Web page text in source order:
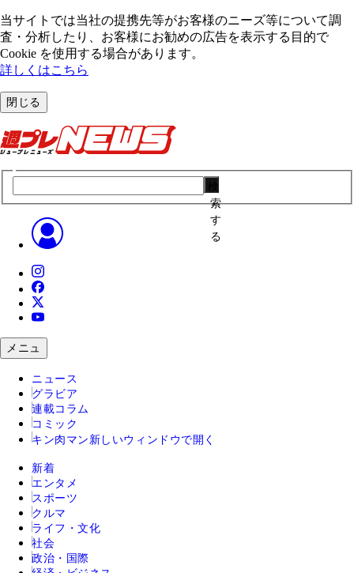
当サイトでは当社の提携先等がお客様のニーズ等について調
査・分析したり、お客様にお勧めの広告を表⽰する⽬的で
Cookie を使⽤する場合があります。
詳しくはこちら
閉じる
索
す
る
メニュ
ニュース
グラビア
連載コラム
コミック
キン肉マン 新しいウィンドウで開く
新着
エンタメ
スポーツ
クルマ
ライフ・文化
社会
政治・国際